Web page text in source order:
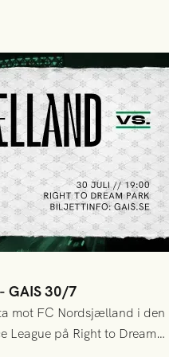
På lika mark visade
tog slut.
GAIS 30/7
mot FC Nordsjælland i den
League på Right to Dream